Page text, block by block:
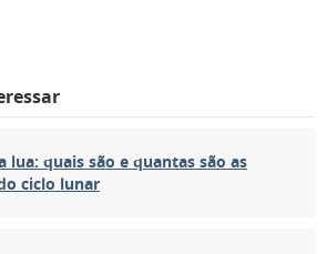
lua: quais são e quantas são as
ciclo lunar